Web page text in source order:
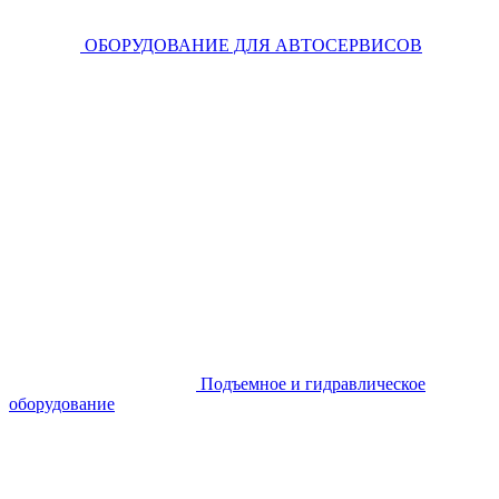
ОБОРУДОВАНИЕ ДЛЯ АВТОСЕРВИСОВ
Подъемное и гидравлическое
оборудование